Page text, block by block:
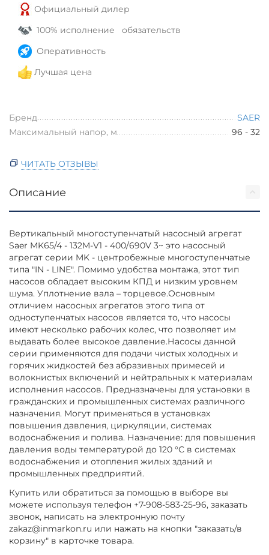
Официальный дилер
100% исполнение обязательств
Оперативность
Лучшая цена
Бренд
SAER
Максимальный напор, м
96 - 32
ЧИТАТЬ ОТЗЫВЫ
Описание
Вертикальный многоступенчатый насосный агрегат
Saer MK65/4 - 132M-V1 - 400/690V 3~ это насосный
агрегат серии MK - центробежные многоступенчатые
типа "IN - LINE". Помимо удобства монтажа, этот тип
насосов обладает высоким КПД и низким уровнем
шума. Уплотнение вала – торцевое.Основным
отличием насосных агрегатов этого типа от
одноступенчатых насосов является то, что насосы
имеют несколько рабочих колес, что позволяет им
выдавать более высокое давление.Насосы данной
серии применяются для подачи чистых холодных и
горячих жидкостей без абразивных примесей и
волокнистых включений и нейтральных к материалам
исполнения насосов. Предназначены для установки в
гражданских и промышленных системах различного
назначения. Могут применяться в установках
повышения давления, циркуляции, системах
водоснабжения и полива. Назначение: для повышения
давления воды температурой до 120 °С в системах
водоснабжения и отопления жилых зданий и
промышленных предприятий.
Купить или обратиться за помощью в выборе вы
можете используя телефон +7-908-583-25-96, заказать
звонок, написать на электронную почту
zakaz@inmarkon.ru или нажать на кнопки "заказать/в
корзину" в карточке товара.